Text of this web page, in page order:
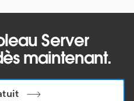
Server
maintenant.